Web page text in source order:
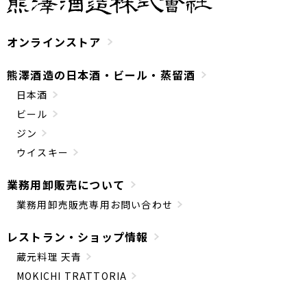
オンラインストア
熊澤酒造の日本酒・ビール・蒸留酒
日本酒
ビール
ジン
ウイスキー
業務用卸販売について
業務用卸売販売専用お問い合わせ
レストラン・ショップ情報
蔵元料理 天青
MOKICHI TRATTORIA